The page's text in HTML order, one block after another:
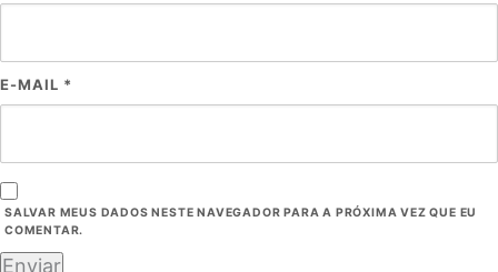
E-MAIL *
SALVAR MEUS DADOS NESTE NAVEGADOR PARA A PRÓXIMA VEZ QUE EU
COMENTAR.